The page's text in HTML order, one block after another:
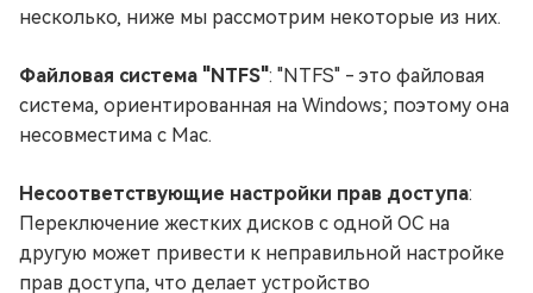
несколько, ниже мы рассмотрим некоторые из них.
Файловая система "NTFS": "NTFS" - это файловая
система, ориентированная на Windows; поэтому она
несовместима с Mac.
Несоответствующие настройки прав доступа:
Переключение жестких дисков с одной ОС на
другую может привести к неправильной настройке
прав доступа, что делает устройство